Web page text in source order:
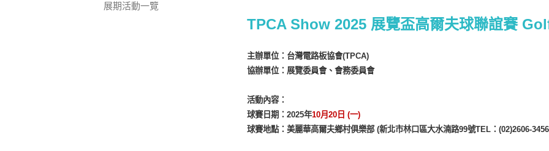
展期活動一覽
TPCA Show 2025 展覽盃高爾夫球聯誼賽
主辦單位：台灣電路板協會(TPCA)
協辦單位：展覽委員會、會務委員會
活動內容：
球賽日期：2025年10月20日 (一)
球賽地點：美麗華高爾夫鄉村俱樂部 (新北市林口區大水湳路99號TEL：(02)2606-